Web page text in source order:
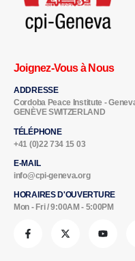
Joignez-Vous à Nous
ADDRESSE
Cordoba Peace Institute -
GENÈVE SWITZERLAND
TÉLÉPHONE
+41 (0)22 734 15 03
E-MAIL
info@cpi-geneva.org
HORAIRES D'OUVERTURE
Mon - Fri / 9:00AM - 5:00PM